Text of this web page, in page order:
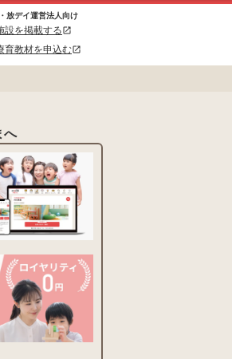
放デイ運営法人向け
設を掲載するopen_in_new
育教材を申込むopen_in_new
へ